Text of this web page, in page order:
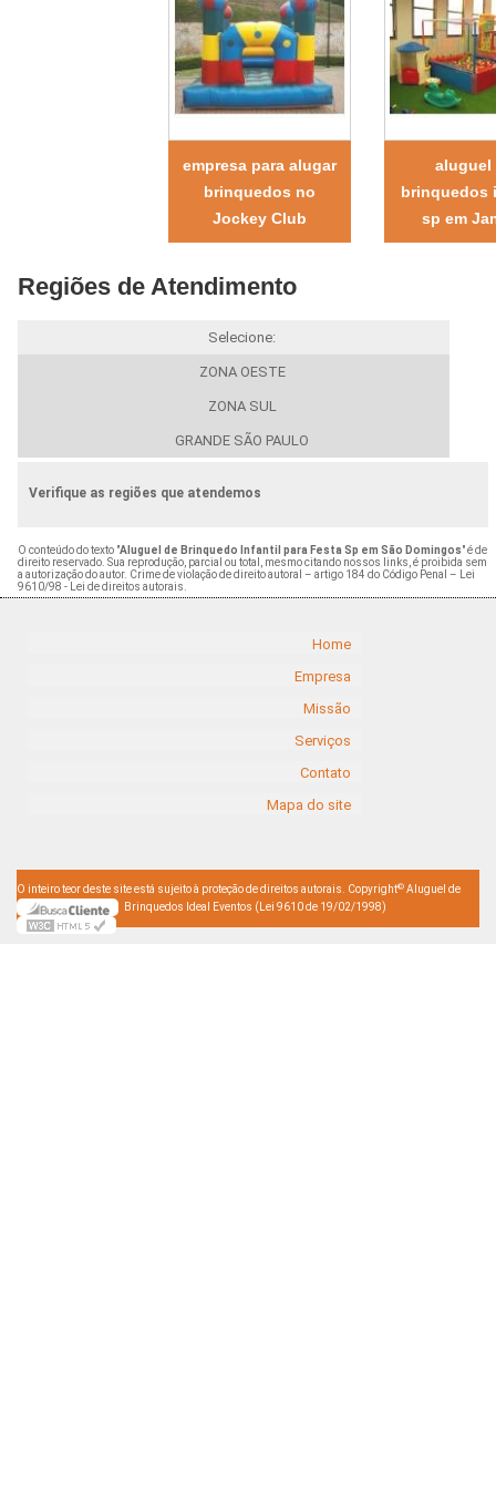
empresa para alugar
brinquedos no
Jockey Club
aluguel
brinquedos
sp em
Regiões de Atendimento
Selecione:
ZONA OESTE
ZONA SUL
GRANDE SÃO PAULO
Verifique as regiões que atendemos
O conteúdo do texto "Aluguel de Brinquedo Infantil para Festa Sp em São Domingos" é de
direito reservado. Sua reprodução, parcial ou total, mesmo citando nossos links, é proibida sem
a autorização do autor. Crime de violação de direito autoral – artigo 184 do Código Penal –
Lei
9610/98 - Lei de direitos autorais
Home
Empresa
Missão
Serviços
Contato
Mapa do site
O inteiro teor deste site está sujeito à proteção de direitos autorais. Copyright© Aluguel de
Brinquedos Ideal Eventos (Lei 9610 de 19/02/1998)